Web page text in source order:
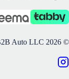
©
2026